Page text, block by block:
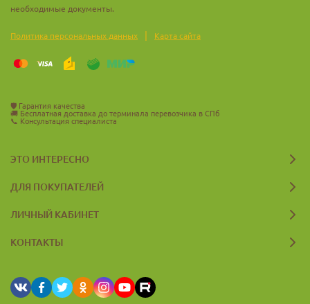
необходимые документы.
Политика персональных данных | Карта сайта
🛡️ Гарантия качества
🚚 Бесплатная доставка до терминала перевозчика в СПб
📞 Консультация специалиста
ЭТО ИНТЕРЕСНО
ДЛЯ ПОКУПАТЕЛЕЙ
ЛИЧНЫЙ КАБИНЕТ
КОНТАКТЫ